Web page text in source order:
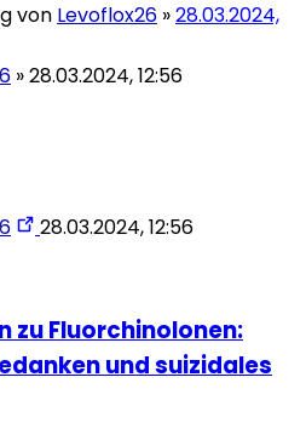
von Levoflox26 »28.03.2024,
»28.03.2024, 12:56
28.03.2024, 12:56
zu Fluorchinolonen:
und suizidales